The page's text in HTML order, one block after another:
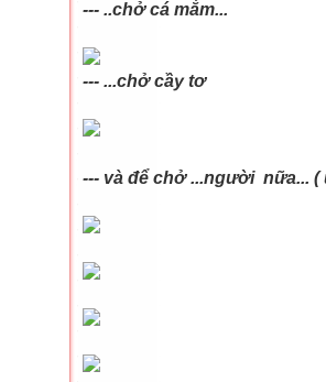
--- ..chở cá mắm...
--- ...chở cầy tơ
--- và để chở ...người nữa... (